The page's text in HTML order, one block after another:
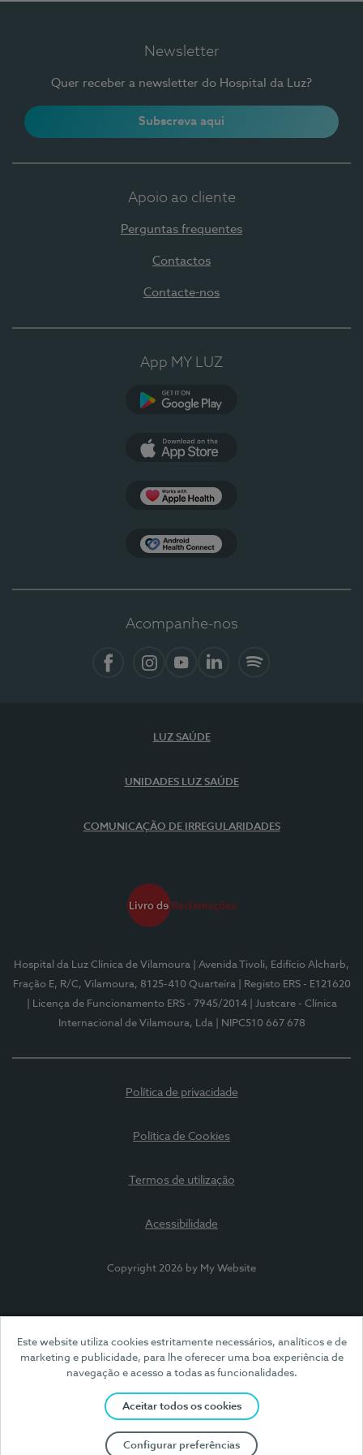
Este website utiliza cookies estritamente necessários, analíticos e de
marketing e publicidade, para lhe oferecer uma boa experiência de
navegação e acesso a todas as funcionalidades.
Aceitar todos os cookies
Configurar preferências
Newsletter
Quer receber a newsletter do Hospital da Luz?
Subscreva aqui
Apoio ao cliente
Perguntas frequentes
Contactos
Contacte-nos
App MY LUZ
Acompanhe-nos
LUZ SAÚDE
UNIDADES LUZ SAÚDE
COMUNICAÇÃO DE IRREGULARIDADES
Hospital da Luz Clínica de Vilamoura
| Avenida Tivoli, Edifício Alcharb,
Fração E, R/C, Vilamoura, 8125-410 Quarteira
| Registo ERS - E121620
| Licença de Funcionamento ERS - 7945/2014
| Justcare - Clínica
Internacional de Vilamoura, Lda
| NIPC510 667 678
Política de privacidade
Política de Cookies
Termos de utilização
Acessibilidade
Copyright 2026 by My Website